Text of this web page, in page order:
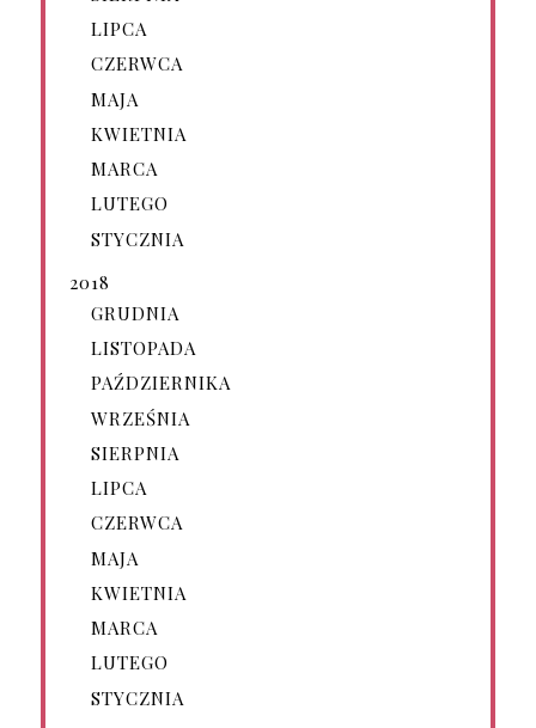
LIPCA
CZERWCA
MAJA
KWIETNIA
MARCA
LUTEGO
STYCZNIA
2018
GRUDNIA
LISTOPADA
PAŹDZIERNIKA
WRZEŚNIA
SIERPNIA
LIPCA
CZERWCA
MAJA
KWIETNIA
MARCA
LUTEGO
STYCZNIA